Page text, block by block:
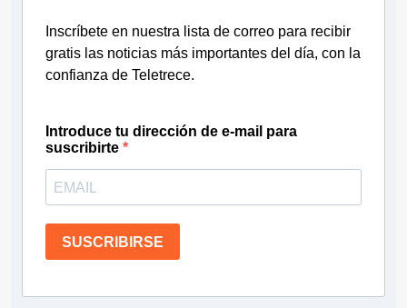
Inscríbete en nuestra lista de correo para recibir
gratis las noticias más importantes del día, con la
confianza de Teletrece.
Introduce tu dirección de e-mail para
suscribirte
SUSCRIBIRSE